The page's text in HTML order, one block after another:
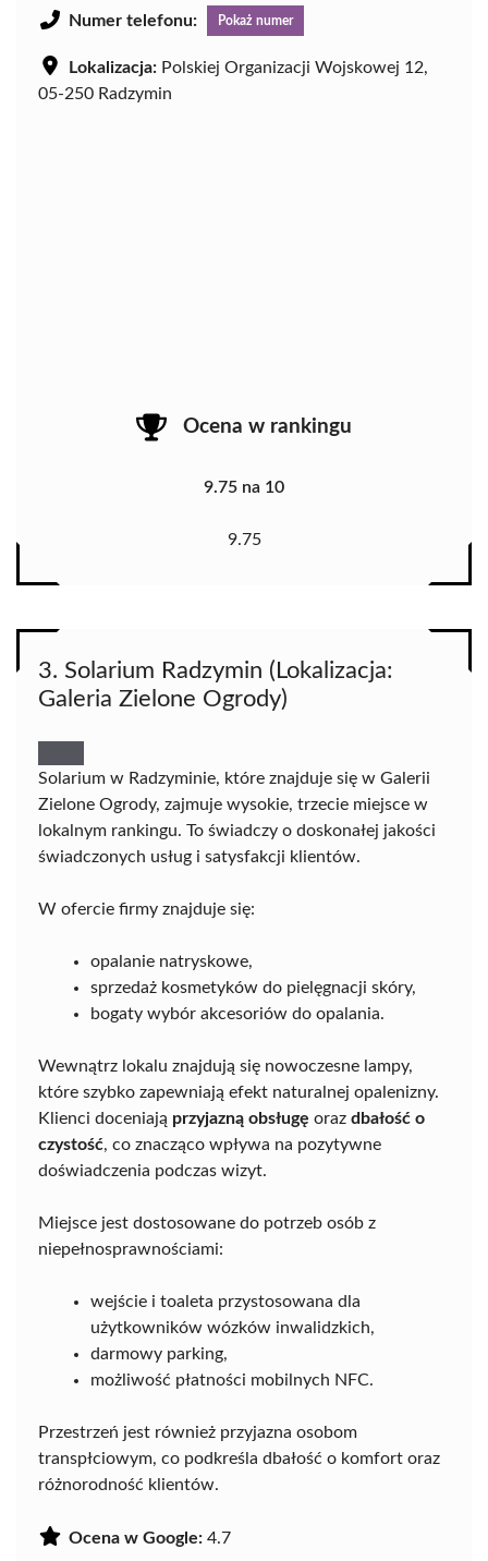
Numer telefonu: Pokaż numer
Lokalizacja: Polskiej Organizacji Wojskowej 12,
05-250 Radzymin
Ocena w rankingu
9.75 na 10
9.75
3. Solarium Radzymin (Lokalizacja:
Galeria Zielone Ogrody)
Solarium w Radzyminie, które znajduje się w Galerii
Zielone Ogrody, zajmuje wysokie, trzecie miejsce w
lokalnym rankingu. To świadczy o doskonałej jakości
świadczonych usług i satysfakcji klientów.
W ofercie firmy znajduje się:
opalanie natryskowe,
sprzedaż kosmetyków do pielęgnacji skóry,
bogaty wybór akcesoriów do opalania.
Wewnątrz lokalu znajdują się nowoczesne lampy,
które szybko zapewniają efekt naturalnej opalenizny.
Klienci doceniają przyjazną obsługę oraz dbałość o
czystość, co znacząco wpływa na pozytywne
doświadczenia podczas wizyt.
Miejsce jest dostosowane do potrzeb osób z
niepełnosprawnościami:
wejście i toaleta przystosowana dla
użytkowników wózków inwalidzkich,
darmowy parking,
możliwość płatności mobilnych NFC.
Przestrzeń jest również przyjazna osobom
transpłciowym, co podkreśla dbałość o komfort oraz
różnorodność klientów.
Ocena w Google: 4.7